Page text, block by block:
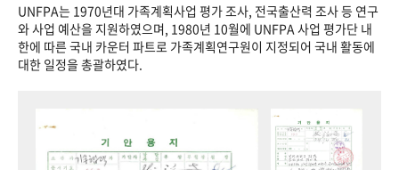
UNFPA는 1970년대 가족계획사업 평가 조사, 전국출산력 조사 등 연구
와 사업 예산을 지원하였으며, 1980년 10월에 UNFPA 사업 평가단 내
한에 따른 국내 카운터 파트로 가족계획연구원이 지정되어 국내 활동에
대한 일정을 총괄하였다.